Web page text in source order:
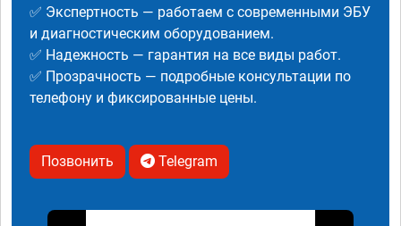
✅ Экспертность — работаем с современными ЭБУ
и диагностическим оборудованием.
✅ Надежность — гарантия на все виды работ.
✅ Прозрачность — подробные консультации по
телефону и фиксированные цены.
Позвонить Telegram